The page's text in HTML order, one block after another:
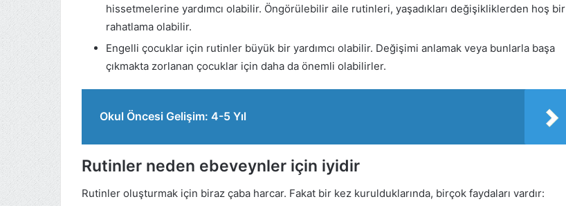
hissetmelerine yardımcı olabilir. Öngörülebilir aile rutinleri, yaşadıkları değişikliklerden hoş bir
rahatlama olabilir.
Engelli çocuklar için rutinler büyük bir yardımcı olabilir. Değişimi anlamak veya bunlarla başa
çıkmakta zorlanan çocuklar için daha da önemli olabilirler.
Okul Öncesi Gelişim: 4-5 Yıl
Rutinler neden ebeveynler için iyidir
Rutinler oluşturmak için biraz çaba harcar. Fakat bir kez kurulduklarında, birçok faydaları vardır: